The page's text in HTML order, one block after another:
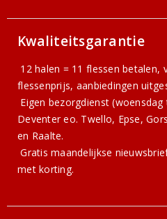
Kwaliteitsgarantie
12 halen = 11 flessen betalen,
flessenprijs, aanbiedingen
Eigen bezorgdienst
Deventer eo. Twello, Epse,
en Raalte.
Gratismaandelijkse
met korting.